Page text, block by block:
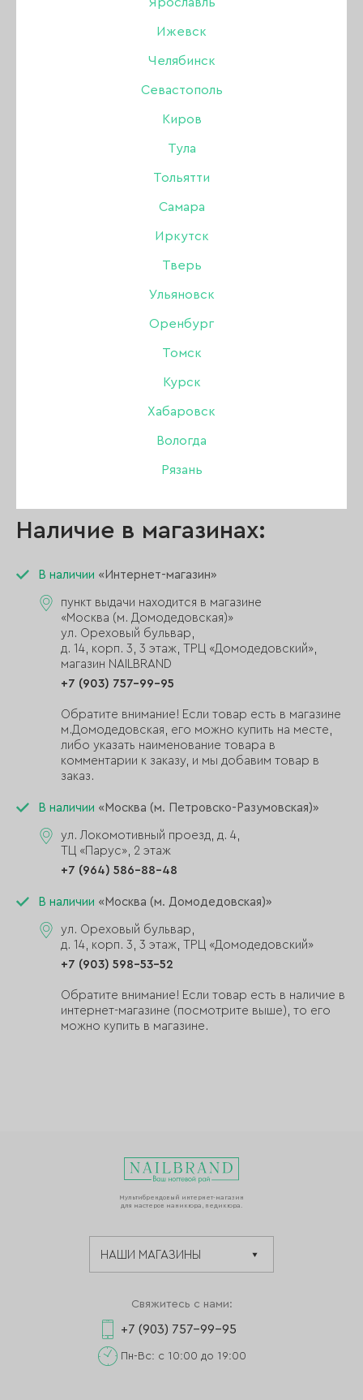
Ижевск
Челябинск
Севастополь
Киров
Тула
Тольятти
Самара
Иркутск
Тверь
Ульяновск
Оренбург
Томск
Курск
Хабаровск
Вологда
Рязань
В наличии в интернет-магазине
В наличии в магазинах
Сменное сопло для аэрографа, резьбовое,
При смене сопла следует соблюдать
осторожность, чтобы не повредить резьбу.
откручивания сопла. При затягивании резьбы
не прилагайте чрезмерных усилий.
Наличие в магазинах:
В наличии «Интернет-магазин»
пункт выдачи находится в магазине
«Москва (м. Домодедовская)»
ул. Ореховый бульвар,
д. 14, корп. 3, 3 этаж, ТРЦ «Домодедовский»,
магазин NAILBRAND
+7 (903) 757-99-95
Обратите внимание! Если товар есть в магазине
м.Домодедовская, его можно купить на месте,
либо указать наименование товара в
комментарии к заказу, и мы добавим товар в
заказ.
В наличии «Москва (м. Петровско-Разумовская)»
ул. Локомотивный проезд, д. 4,
ТЦ «Парус», 2 этаж
+7 (964) 586-88-48
В наличии «Москва (м. Домодедовская)»
ул. Ореховый бульвар,
д. 14, корп. 3, 3 этаж, ТРЦ «Домодедовский»
+7 (903) 598-53-52
Обратите внимание! Если товар есть в наличие в
интернет-магазине (посмотрите выше), то его
можно купить в магазине.
Мультибрендовый интернет-магазин
для мастеров маникюра, педикюра.
Свяжитесь с нами:
+7 (903) 757-99-95
Пн-Вс: с 10:00 до 19:00